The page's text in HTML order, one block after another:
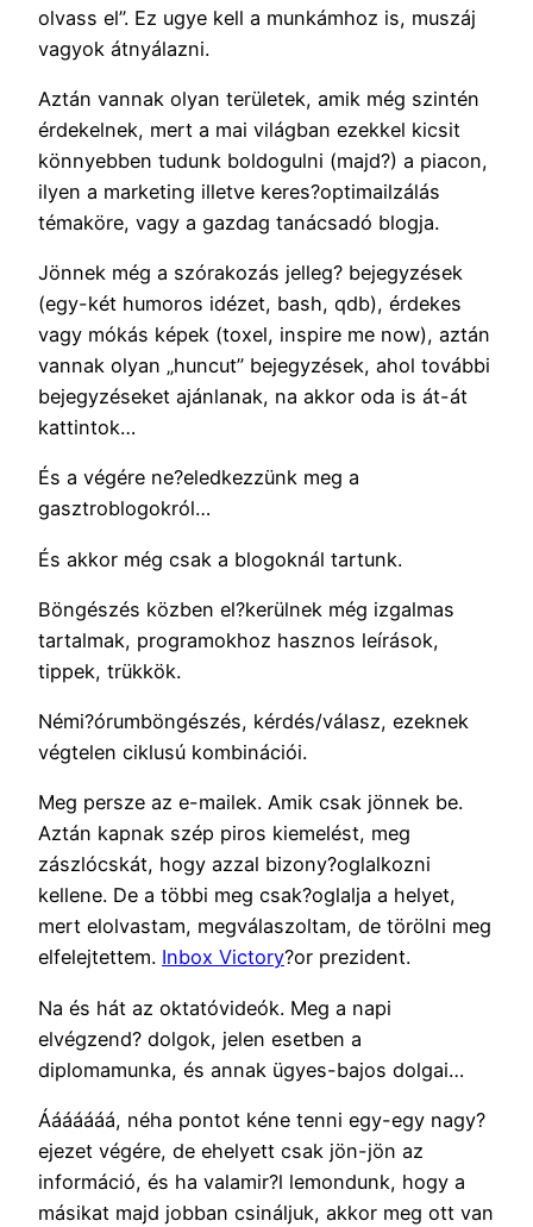
olvass el”. Ez ugye kell a munkámhoz is, muszáj
vagyok átnyálazni.
Aztán vannak olyan területek, amik még szintén
érdekelnek, mert a mai világban ezekkel kicsit
könnyebben tudunk boldogulni (majd?) a piacon,
ilyen a marketing illetve keres?optimailzálás
témaköre, vagy a gazdag tanácsadó blogja.
Jönnek még a szórakozás jelleg? bejegyzések
(egy-két humoros idézet, bash, qdb), érdekes
vagy mókás képek (toxel, inspire me now), aztán
vannak olyan „huncut” bejegyzések, ahol további
bejegyzéseket ajánlanak, na akkor oda is át-át
kattintok…
És a végére ne?eledkezzünk meg a
gasztroblogokról…
És akkor még csak a blogoknál tartunk.
Böngészés közben el?kerülnek még izgalmas
tartalmak, programokhoz hasznos leírások,
tippek, trükkök.
Némi?órumböngészés, kérdés/válasz, ezeknek
végtelen ciklusú kombinációi.
Meg persze az e-mailek. Amik csak jönnek be.
Aztán kapnak szép piros kiemelést, meg
zászlócskát, hogy azzal bizony?oglalkozni
kellene. De a többi meg csak?oglalja a helyet,
mert elolvastam, megválaszoltam, de törölni meg
elfelejtettem. Inbox Victory?or prezident.
Na és hát az oktatóvideók. Meg a napi
elvégzend? dolgok, jelen esetben a
diplomamunka, és annak ügyes-bajos dolgai…
Ááááááá, néha pontot kéne tenni egy-egy nagy?
ejezet végére, de ehelyett csak jön-jön az
információ, és ha valamir?l lemondunk, hogy a
másikat majd jobban csináljuk, akkor meg ott van